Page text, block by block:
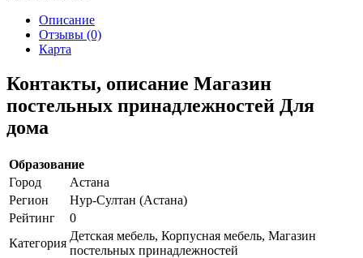
Описание
Отзывы (0)
Карта
Контакты, описание Магазин
постельных принадлежностей Для
дома
Образование
Город
Астана
Регион
Нур-Султан (Астана)
Рейтинг
0
Категория
Детская мебель, Корпусная мебель, Магазин
постельных принадлежностей